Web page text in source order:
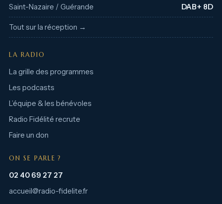
Saint-Nazaire / Guérande DAB+ 8D
Tout sur la réception →
LA RADIO
La grille des programmes
Les podcasts
L’équipe & les bénévoles
Radio Fidélité recrute
Faire un don
ON SE PARLE ?
02 40 69 27 27
accueil@radio-fidelite.fr